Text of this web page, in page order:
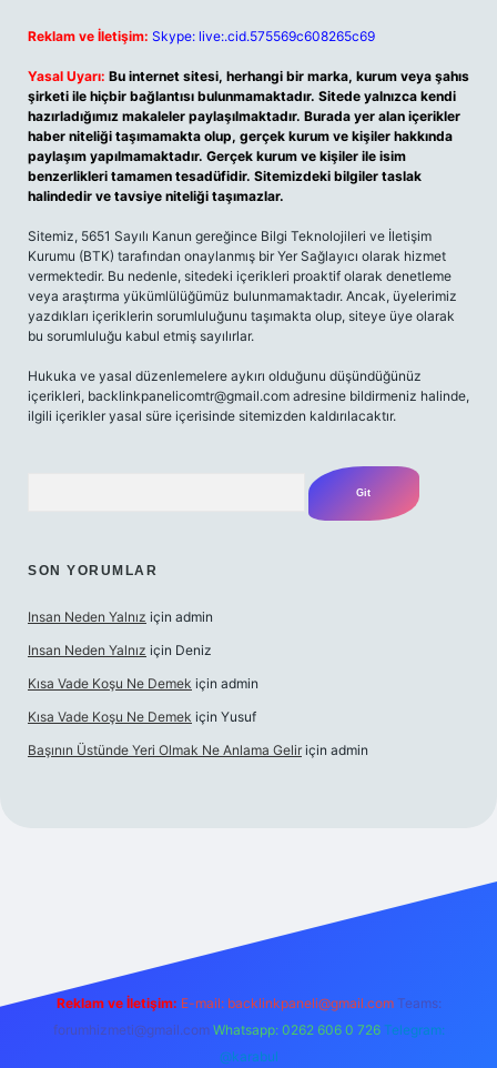
Reklam ve İletişim: Skype: live:.cid.575569c608265c69
Yasal Uyarı: Bu internet sitesi, herhangi bir marka, kurum veya şahıs
şirketi ile hiçbir bağlantısı bulunmamaktadır. Sitede yalnızca kendi
hazırladığımız makaleler paylaşılmaktadır. Burada yer alan içerikler
haber niteliği taşımamakta olup, gerçek kurum ve kişiler hakkında
paylaşım yapılmamaktadır. Gerçek kurum ve kişiler ile isim
benzerlikleri tamamen tesadüfidir. Sitemizdeki bilgiler taslak
halindedir ve tavsiye niteliği taşımazlar.
Sitemiz, 5651 Sayılı Kanun gereğince Bilgi Teknolojileri ve İletişim
Kurumu (BTK) tarafından onaylanmış bir Yer Sağlayıcı olarak hizmet
vermektedir. Bu nedenle, sitedeki içerikleri proaktif olarak denetleme
veya araştırma yükümlülüğümüz bulunmamaktadır. Ancak, üyelerimiz
yazdıkları içeriklerin sorumluluğunu taşımakta olup, siteye üye olarak
bu sorumluluğu kabul etmiş sayılırlar.
Hukuka ve yasal düzenlemelere aykırı olduğunu düşündüğünüz
içerikleri, backlinkpanelicomtr@gmail.com adresine bildirmeniz halinde,
ilgili içerikler yasal süre içerisinde sitemizden kaldırılacaktır.
SON YORUMLAR
Insan Neden Yalnız için admin
Insan Neden Yalnız için Deniz
Kısa Vade Koşu Ne Demek için admin
Kısa Vade Koşu Ne Demek için Yusuf
Başının Üstünde Yeri Olmak Ne Anlama Gelir için admin
Reklam ve İletişim: E-mail: backlinkpaneli@gmail.com Teams:
forumhizmeti@gmail.com Whatsapp: 0262 606 0 726 Telegram:
@karabul